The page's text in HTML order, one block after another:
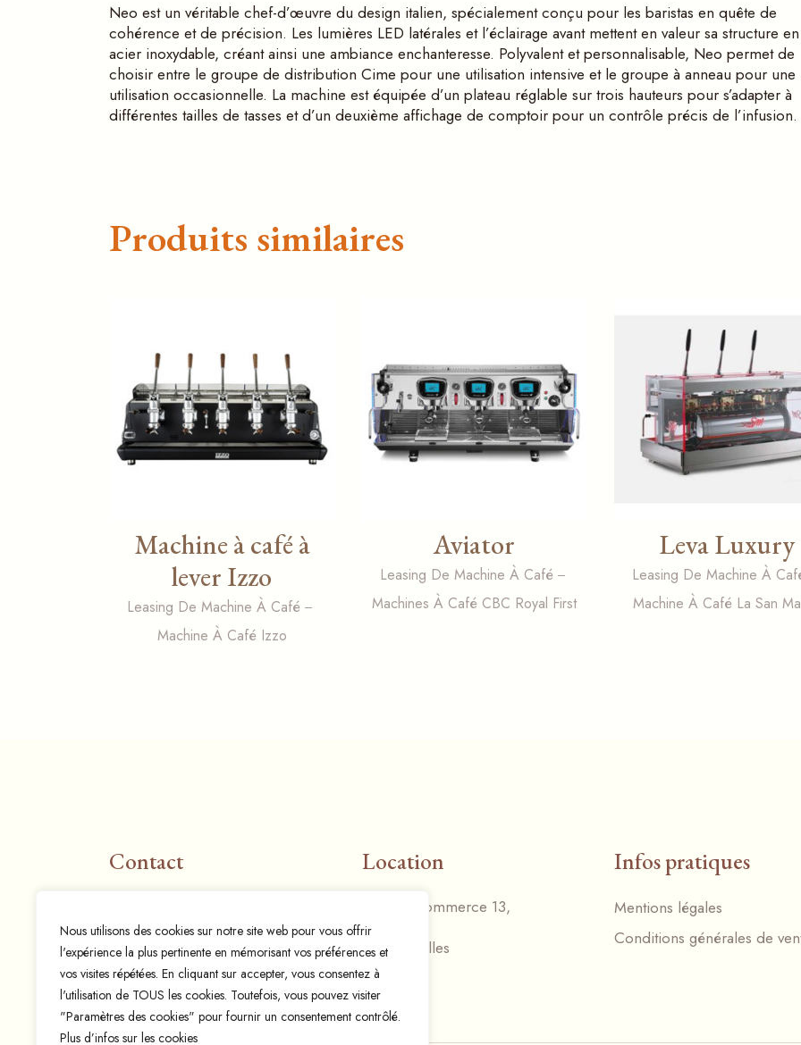
Nous utilisons des cookies sur notre site web pour vous offrir
l'expérience la plus pertinente en mémorisant vos préférences et
vos visites répétées. En cliquant sur accepter, vous consentez à
l'utilisation de TOUS les cookies. Toutefois, vous pouvez visiter
"Paramètres des cookies" pour fournir un consentement contrôlé.
Plus d’infos sur les cookies
Neo est un véritable chef-d’œuvre du design italien, spécialement conçu pour les baristas en quête de
cohérence et de précision. Les lumières LED latérales et l’éclairage avant mettent en valeur sa structure en
acier inoxydable, créant ainsi une ambiance enchanteresse. Polyvalent et personnalisable, Neo permet de
choisir entre le groupe de distribution Cime pour une utilisation intensive et le groupe à anneau pour une
utilisation occasionnelle. La machine est équipée d’un plateau réglable sur trois hauteurs pour s’adapter à
différentes tailles de tasses et d’un deuxième affichage de comptoir pour un contrôle précis de l’infusion.
Produits similaires
Machine à café à
lever Izzo
Leasing De Machine À Café
Machine À Café Izzo
Aviator
Leasing De Machine À Café
Machines À Café CBC Royal First
Leva Luxury
Leasing De Machine À
Machine À Café La San
Contact
espressomania@hotmail.com
Téléphone:+32 497 57 33 26
Location
Rue du Commerce 13,
1400 Nivelles
Infos pratiques
Mentions légales
Conditions générales de